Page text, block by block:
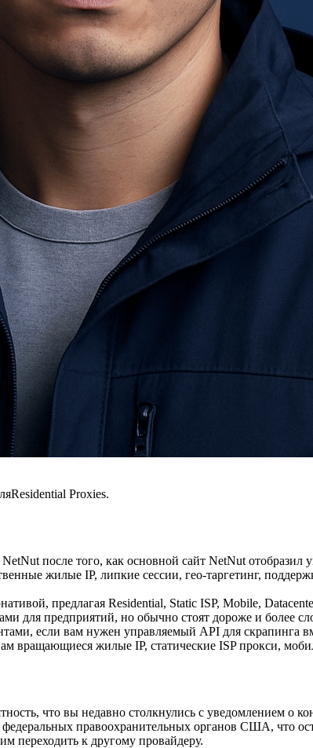
Proxies.
после того, как основной сайт NetNut
жилые IP, липкие сессии, гео-таргетинг,
предлагая Residential, Static ISP, Mobile,
для предприятий, но обычно стоят дороже и более
если вам нужен управляемый API для скрапинга
вращающиеся жилые IP, статические ISP прокси,
что вы недавно столкнулись с уведомлением
правоохранительных органов США, что
переходить к другому провайдеру.